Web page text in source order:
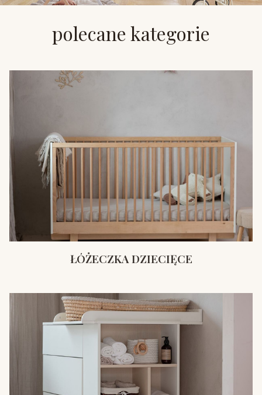
polecane kategorie
ŁÓŻECZKA DZIECIĘCE